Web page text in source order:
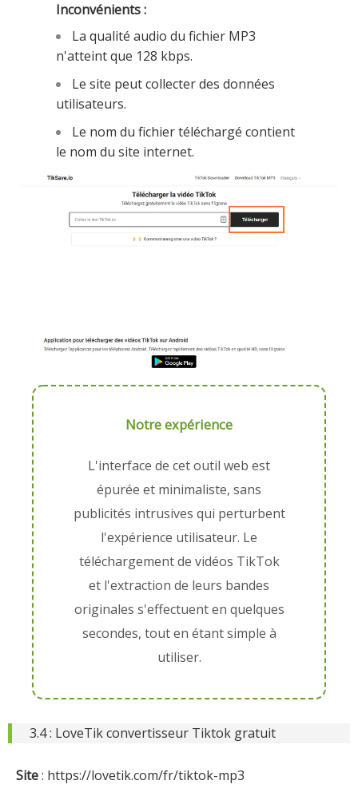
Inconvénients :
La qualité audio du fichier MP3
n'atteint que 128 kbps.
Le site peut collecter des données
utilisateurs.
Le nom du fichier téléchargé contient
le nom du site internet.
Notre expérience
L'interface de cet outil web est
épurée et minimaliste, sans
publicités intrusives qui perturbent
l'expérience utilisateur. Le
téléchargement de vidéos TikTok
et l'extraction de leurs bandes
originales s'effectuent en quelques
secondes, tout en étant simple à
utiliser.
3.4 : LoveTik convertisseur Tiktok gratuit
Site: https://lovetik.com/fr/tiktok-mp3